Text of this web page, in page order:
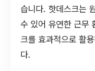
습니다. 핫데스크는
수 있어 유연한 근무
크를 효과적으로 활
다.